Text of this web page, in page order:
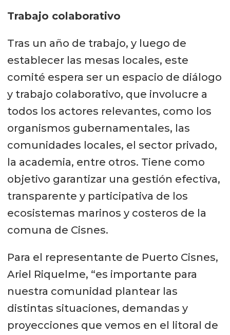
Trabajo colaborativo
Tras un año de trabajo, y luego de
establecer las mesas locales, este
comité espera ser un espacio de diálogo
y trabajo colaborativo, que involucre a
todos los actores relevantes, como los
organismos gubernamentales, las
comunidades locales, el sector privado,
la academia, entre otros. Tiene como
objetivo garantizar una gestión efectiva,
transparente y participativa de los
ecosistemas marinos y costeros de la
comuna de Cisnes.
Para el representante de Puerto Cisnes,
Ariel Riquelme, “es importante para
nuestra comunidad plantear las
distintas situaciones, demandas y
proyecciones que vemos en el litoral de